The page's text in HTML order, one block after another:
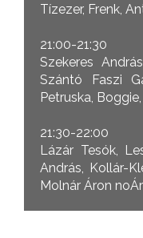
Tízezer, Frenk,
21:00-21:30
Szekeres
Szántó Faszi
Petruska,
21:30-22:00
Lázár Tesók,
András, Kollár-
Molnár Áron noÁr